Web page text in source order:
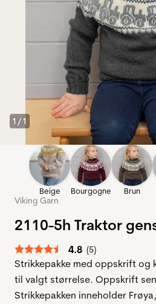
1 /1
Beige Bourgogne Brun
Viking Garn
2110-5h Traktor
Snittbetyg:
4.8 (röster:
5)
Strikkepakke med oppskrift og
til valgt størrelse. Oppskrift
Strikkepakken inneholder